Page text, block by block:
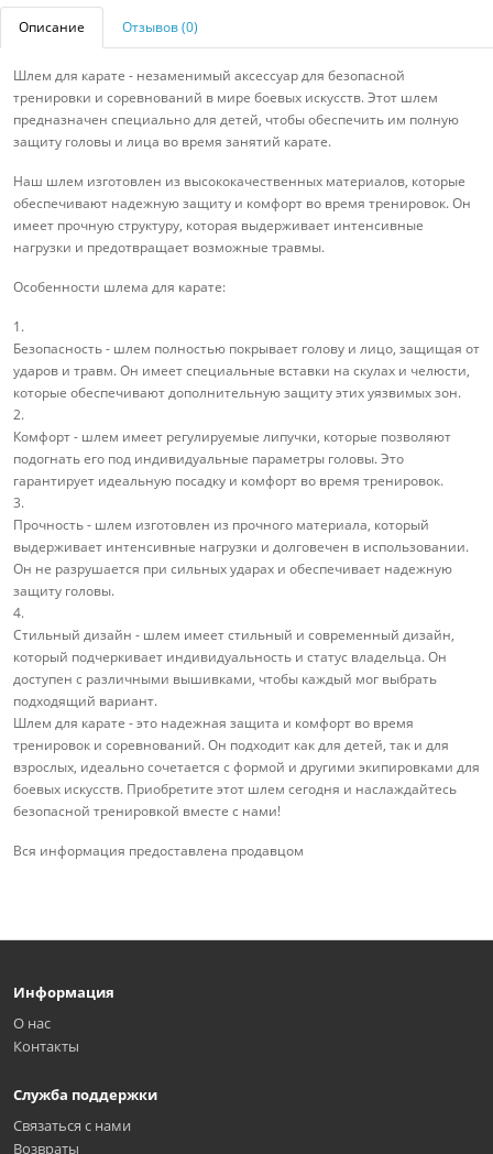
Описание Отзывов (0)
Шлем для карате - незаменимый аксессуар для безопасной
тренировки и соревнований в мире боевых искусств. Этот шлем
предназначен специально для детей, чтобы обеспечить им полную
защиту головы и лица во время занятий карате.
Наш шлем изготовлен из высококачественных материалов, которые
обеспечивают надежную защиту и комфорт во время тренировок. Он
имеет прочную структуру, которая выдерживает интенсивные
нагрузки и предотвращает возможные травмы.
Особенности шлема для карате:
1.
Безопасность - шлем полностью покрывает голову и лицо, защищая от
ударов и травм. Он имеет специальные вставки на скулах и челюсти,
которые обеспечивают дополнительную защиту этих уязвимых зон.
2.
Комфорт - шлем имеет регулируемые липучки, которые позволяют
подогнать его под индивидуальные параметры головы. Это
гарантирует идеальную посадку и комфорт во время тренировок.
3.
Прочность - шлем изготовлен из прочного материала, который
выдерживает интенсивные нагрузки и долговечен в использовании.
Он не разрушается при сильных ударах и обеспечивает надежную
защиту головы.
4.
Стильный дизайн - шлем имеет стильный и современный дизайн,
который подчеркивает индивидуальность и статус владельца. Он
доступен с различными вышивками, чтобы каждый мог выбрать
подходящий вариант.
Шлем для карате - это надежная защита и комфорт во время
тренировок и соревнований. Он подходит как для детей, так и для
взрослых, идеально сочетается с формой и другими экипировками для
боевых искусств. Приобретите этот шлем сегодня и наслаждайтесь
безопасной тренировкой вместе с нами!
Вся информация предоставлена продавцом
Информация
О нас
Контакты
Служба поддержки
Связаться с нами
Возвраты